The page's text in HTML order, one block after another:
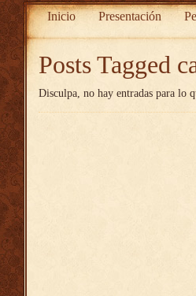
Inicio Presentación
Posts Tagged
Disculpa, no hay entradas para lo